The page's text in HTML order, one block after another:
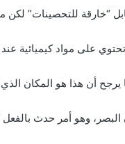
“خارقة للتحصينات” لكن
على مواد كيميائية
يرجح أن هذا هو المكان
وهو أمر حدث